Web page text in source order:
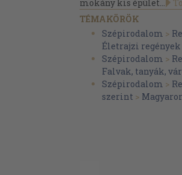
mokány kis épület...
TÉMAKÖRÖK
Szépirodalom >
Életrajzi regények
Szépirodalom >
Falvak, tanyák,
Szépirodalom >
szerint >